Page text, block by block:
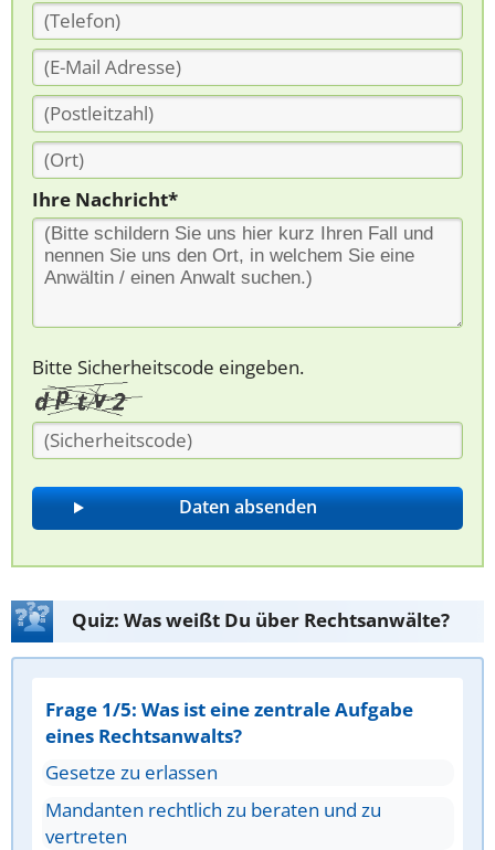
Ihre Nachricht*
Bitte Sicherheitscode eingeben.
Quiz: Was weißt Du über Rechtsanwälte?
Frage 1/5: Was ist eine zentrale Aufgabe
eines Rechtsanwalts?
Gesetze zu erlassen
Mandanten rechtlich zu beraten und zu
vertreten